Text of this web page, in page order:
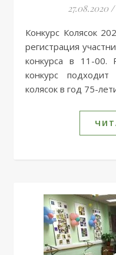
27.08.2020 /
Конкурс Колясок 2020!!! 29 августа 2020. Сбор и
регистрация
конкурса в 11-00.
конкурс
колясок в год 75-